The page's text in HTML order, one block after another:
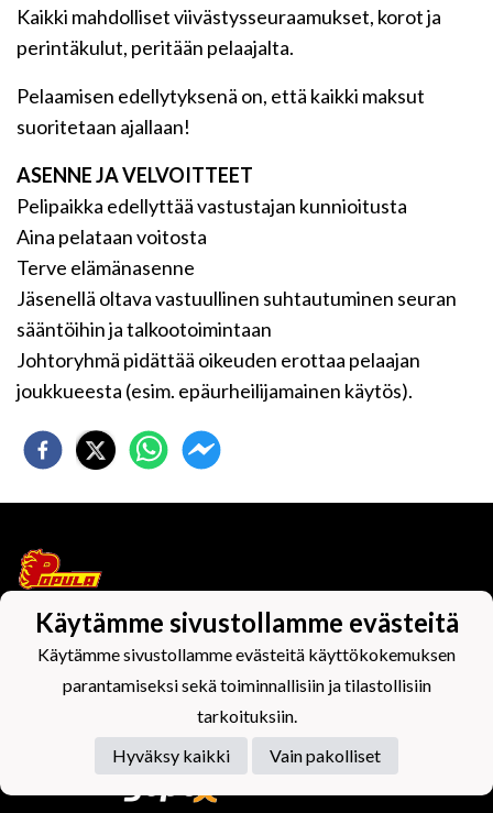
Kaikki mahdolliset viivästysseuraamukset, korot ja
perintäkulut, peritään pelaajalta.
Pelaamisen edellytyksenä on, että kaikki maksut
suoritetaan ajallaan!
ASENNE JA VELVOITTEET
Pelipaikka edellyttää vastustajan kunnioitusta
Aina pelataan voitosta
Terve elämänasenne
Jäsenellä oltava vastuullinen suhtautuminen seuran
sääntöihin ja talkootoimintaan
Johtoryhmä pidättää oikeuden erottaa pelaajan
joukkueesta (esim. epäurheilijamainen käytös).
Tietosuojaseloste
Käytämme sivustollamme evästeitä
Käytämme sivustollamme evästeitä käyttökokemuksen
parantamiseksi sekä toiminnallisiin ja tilastollisiin
tarkoituksiin.
Hyväksy kaikki
Vain pakolliset